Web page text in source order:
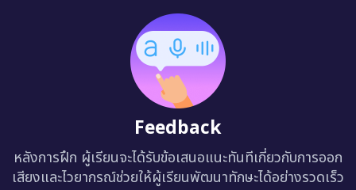
Feedback
หลังการฝึก ผู้เรียนจะได้รับข้อเสนอแนะทันทีเกี่ยวกับการออก
เสียงและไวยากรณ์ช่วยให้ผู้เรียนพัฒนาทักษะได้อย่างรวดเร็ว